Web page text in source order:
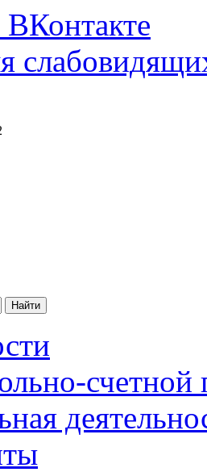
Найти
счетной